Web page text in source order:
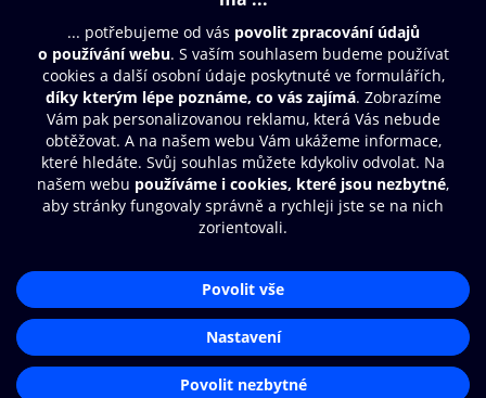
Obsah ke stažení
Moje O2 Knihovna
Další zábava
© O2 Czech Republic a.s.
Přístupnost
Zásady zpracování osobních údajů
Nastavení cookies
Aplikace O2 Knihovna
Čti a poslouchej své e-knihy a
audioknihy rychleji a pohodlněji.